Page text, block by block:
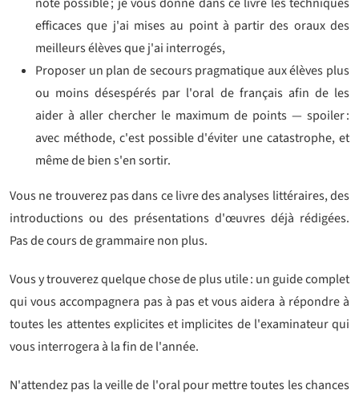
efficaces que j'ai mises au point à partir des oraux des
meilleurs élèves que j'ai interrogés,
Proposer un plan de secours pragmatique aux élèves plus
ou moins désespérés par l'oral de français afin de les
aider à aller chercher le maximum de points — spoiler :
avec méthode, c'est possible d'éviter une catastrophe, et
même de bien s'en sortir.
Vous ne trouverez pas dans ce livre des analyses littéraires, des
introductions ou des présentations d'œuvres déjà rédigées.
Pas de cours de grammaire non plus.
Vous y trouverez quelque chose de plus utile : un guide complet
qui vous accompagnera pas à pas et vous aidera à répondre à
toutes les attentes explicites et implicites de l'examinateur qui
vous interrogera à la fin de l'année.
N'attendez pas la veille de l'oral pour mettre toutes les chances